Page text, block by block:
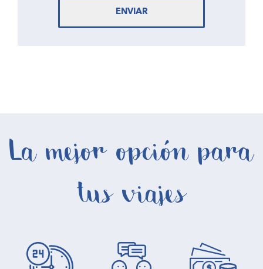
ENVIAR
La mejor opción para
tus viajes